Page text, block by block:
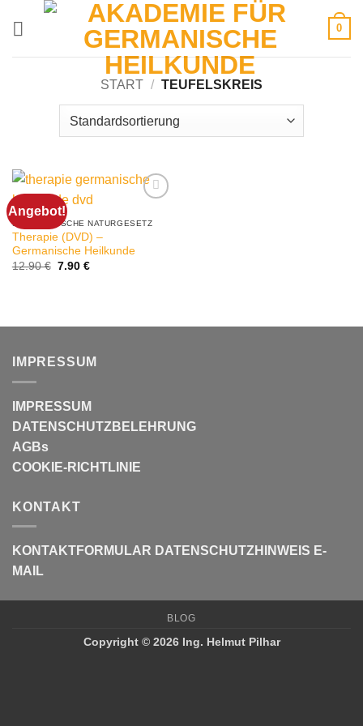
0
START / TEUFELSKREIS
Angebot!
5. BIOLOGISCHE NATURGESETZ
Therapie (DVD) –
Germanische Heilkunde
12.90€ Ursprünglicher
7.90 €Aktueller
IMPRESSUM
IMPRESSUM
DATENSCHUTZBELEHRUNG
AGBs
COOKIE-RICHTLINIE
KONTAKT
KONTAKTFORMULAR DATENSCHUTZHINWEIS E-
MAIL
BLOG
Copyright © 2026 Ing. Helmut Pilhar